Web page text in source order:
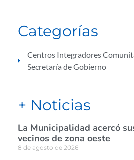
Categorías
Centros Integradores
Secretaría de Gobierno
+ Noticias
La Municipalidad acercó
vecinos de zona oeste
8 de agosto de 2026